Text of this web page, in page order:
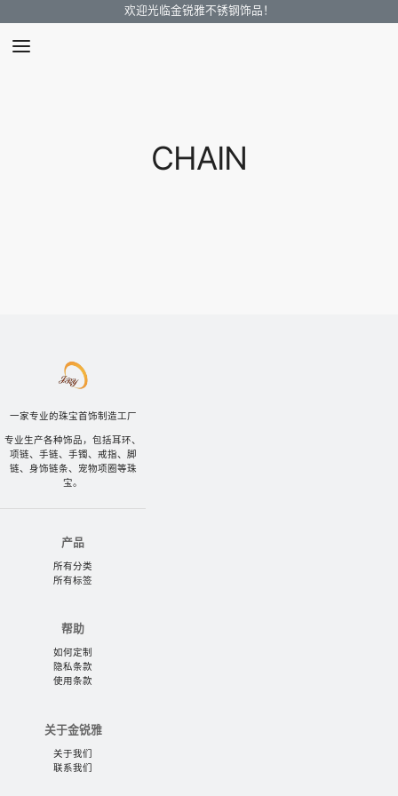
欢迎光临金锐雅不锈钢饰品！
CHAIN
一家专业的珠宝首饰制造工厂
专业生产各种饰品，包括耳环、
项链、手链、手镯、戒指、脚
链、身饰链条、宠物项圈等珠
宝。
产品
所有分类
所有标签
帮助
如何定制
隐私条款
使用条款
关于金锐雅
关于我们
联系我们